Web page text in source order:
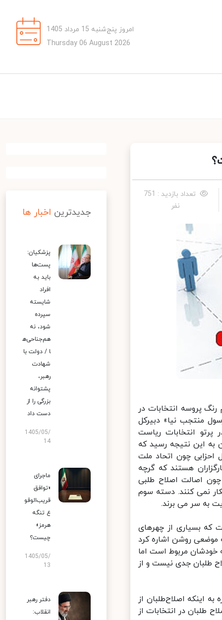
امروز پنج‌شنبه 15 مرداد 1405
Thursday 06 August 2026
تعداد بازدید : 751
نفر
پروسه انتخابات در
منتجب نیا» دبیرکل
انتخابات ریاست
این نتیجه رسید که
چون اتحاد ملت
هستند که گرچه
اصالت اصلاح طلبی
نمی کنند. دسته سوم
به سر می برند.
بسیاری از چهرهای
روشن اشاره کرد
خودشان مربوط است اما
طلبان جدی نیست و از
اصلاح‌طلبان از
طلبان در انتخابات از
جدیدترین اخبار ها
پزشکیان:
پست‌ها
باید به
افراد
شایسته
سپرده
شود، نه
هم‌جناحی‌ه
ا / دولت با
شهادت
رهبر،
پشتوانه
بزرگی را از
دست داد
1405/05/
14
ماجرای
«توافق
قریب‌الوقو
ع تنگه
هرمز»
چیست؟
1405/05/
13
دفتر رهبر
انقلاب: